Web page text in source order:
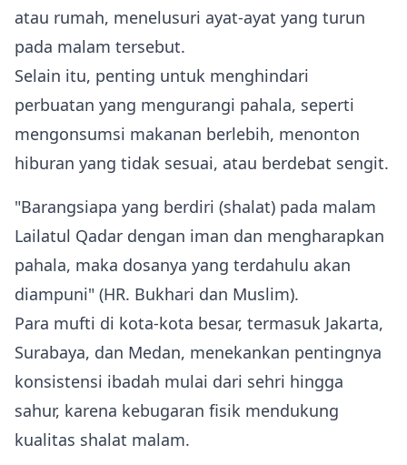
atau rumah, menelusuri ayat‑ayat yang turun
pada malam tersebut.
Selain itu, penting untuk menghindari
perbuatan yang mengurangi pahala, seperti
mengonsumsi makanan berlebih, menonton
hiburan yang tidak sesuai, atau berdebat sengit.
"Barangsiapa yang berdiri (shalat) pada malam
Lailatul Qadar dengan iman dan mengharapkan
pahala, maka dosanya yang terdahulu akan
diampuni" (HR. Bukhari dan Muslim).
Para mufti di kota‑kota besar, termasuk Jakarta,
Surabaya, dan Medan, menekankan pentingnya
konsistensi ibadah mulai dari sehri hingga
sahur, karena kebugaran fisik mendukung
kualitas shalat malam.